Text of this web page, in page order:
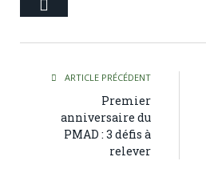
ARTICLE PRÉCÉDENT
Premier
anniversaire du
PMAD : 3 défis à
relever